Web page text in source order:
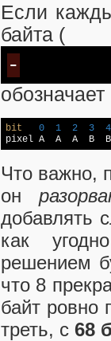
Если
байта (
-
bit 0 1 2 3
4
pixel A  A  A  B
Что важно,
он
добавлять
как
решением
что 8
байт ровно
треть, с 68